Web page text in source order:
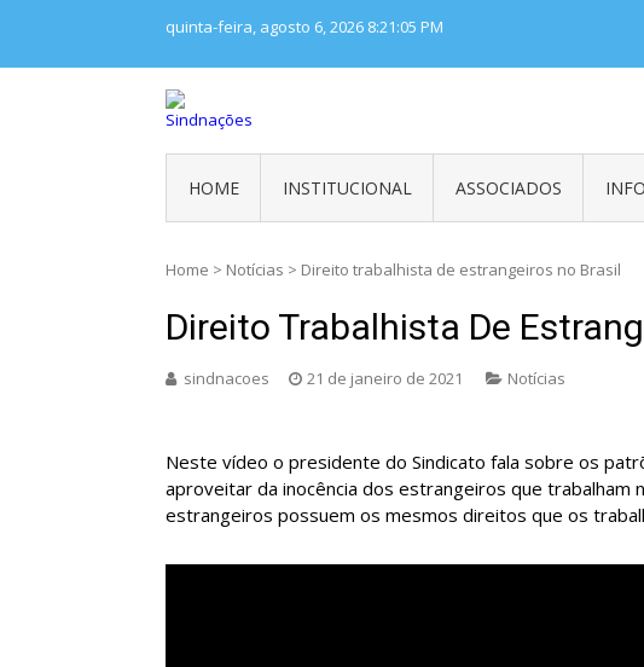
quinta-feira, agosto 6, 2026 8:21:05 PM
HOME INSTITUCIONAL ASSOCIADOS
Home > Notícias > Direito trabalhista de estrangeiros no Brasil
Direito Trabalhista De
sindnacoes 21 de janeiro de 2021 Notícias
Neste vídeo o presidente do Sindicato fala sobre os
aproveitar da inocência dos estrangeiros que trabalham
estrangeiros possuem os mesmos direitos que os